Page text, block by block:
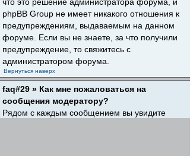
phpBB Group не имеет никакого отношения к
предупреждениям, выдаваемым на данном
форуме. Если вы не знаете, за что получили
предупреждение, то свяжитесь с
администратором форума.
Вернуться наверх
faq#29 » Как мне пожаловаться на
сообщения модератору?
Рядом с каждым сообщением вы увидите